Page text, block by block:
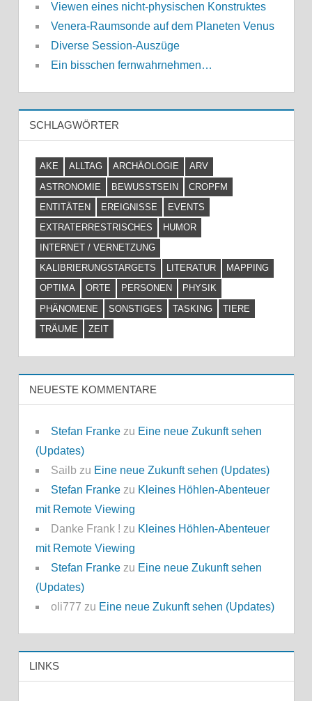
Viewen eines nicht-physischen Konstruktes
Venera-Raumsonde auf dem Planeten Venus
Diverse Session-Auszüge
Ein bisschen fernwahrnehmen…
SCHLAGWÖRTER
AKE ALLTAG ARCHÄOLOGIE
ARV
ASTRONOMIE
BEWUSSTSEIN
CROPFM
ENTITÄTEN
EREIGNISSE
EVENTS
EXTRATERRESTRISCHES
HUMOR
INTERNET / VERNETZUNG
KALIBRIERUNGSTARGETS
LITERATUR
MAPPING
OPTIMA
ORTE PERSONEN
PHYSIK
PHÄNOMENE
SONSTIGES TASKING
TIERE
TRÄUME
ZEIT
NEUESTE KOMMENTARE
Stefan Frankezu Eine neue Zukunft sehen
(Updates)
Sailb zu Eine neue Zukunft sehen (Updates)
Stefan Frankezu Kleines Höhlen-Abenteuer
mit Remote Viewing
Danke Frank ! zu Kleines Höhlen-Abenteuer
mit Remote Viewing
Stefan Frankezu Eine neue Zukunft sehen
(Updates)
oli777 zu Eine neue Zukunft sehen (Updates)
LINKS